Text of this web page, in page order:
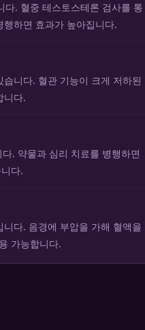
. 혈중 테스토스테론 검사를 통
하면 효과가 높아집니다.
니다. 혈관 기능이 크게 저하된
니다.
. 약물과 심리 치료를 병행하면
다.
다. 음경에 부압을 가해 혈액을
가능합니다.